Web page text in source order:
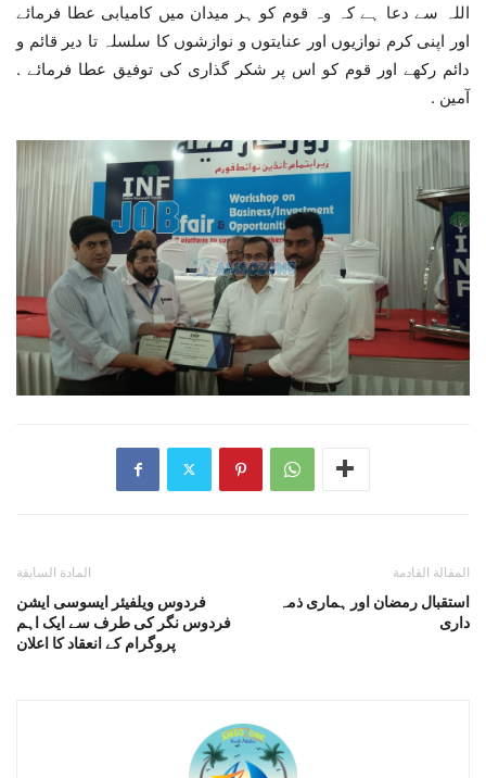
اللہ سے دعا ہے کہ وہ قوم کو ہر میدان میں کامیابی عطا فرمائے
اور اپنی کرم نوازیوں اور عنایتوں و نوازشوں کا سلسلہ تا دیر قائم و
دائم رکھے اور قوم کو اس پر شکر گذاری کی توفیق عطا فرمائے .
آمین .
المادة السابقة
فردوس ویلفیئر ایسوسی ایشن
فردوس نگر کی طرف سے ایک اہم
پروگرام کے انعقاد کا اعلان
المقالة القادمة
استقبال رمضان اور ہماری ذمہ
داری